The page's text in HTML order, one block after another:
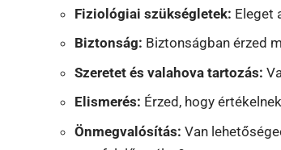
Fiziológiai szükségletek: Eleget
Biztonság: Biztonságban érzed
Szeretet és valahova tartozás:
Elismerés: Érzed, hogy
Önmegvalósítás: Van